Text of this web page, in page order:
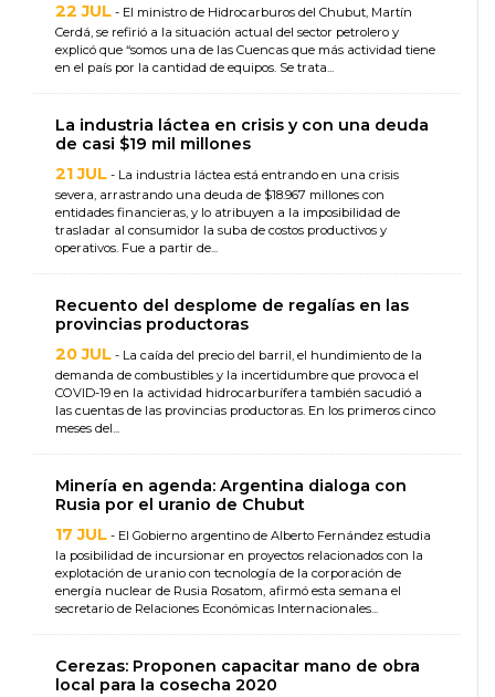
22 JUL - El ministro de Hidrocarburos del Chubut, Martín
Cerdá, se refirió a la situación actual del sector petrolero y
explicó que “somos una de las Cuencas que más actividad tiene
en el país por la cantidad de equipos. Se trata...
La industria láctea en crisis y con una deuda
de casi $19 mil millones
21 JUL - La industria láctea está entrando en una crisis
severa, arrastrando una deuda de $18.967 millones con
entidades financieras, y lo atribuyen a la imposibilidad de
trasladar al consumidor la suba de costos productivos y
operativos. Fue a partir de...
Recuento del desplome de regalías en las
provincias productoras
20 JUL - La caída del precio del barril, el hundimiento de la
demanda de combustibles y la incertidumbre que provoca el
COVID-19 en la actividad hidrocarburífera también sacudió a
las cuentas de las provincias productoras. En los primeros cinco
meses del...
Minería en agenda: Argentina dialoga con
Rusia por el uranio de Chubut
17 JUL - El Gobierno argentino de Alberto Fernández estudia
la posibilidad de incursionar en proyectos relacionados con la
explotación de uranio con tecnología de la corporación de
energía nuclear de Rusia Rosatom, afirmó esta semana el
secretario de Relaciones Económicas Internacionales...
Cerezas: Proponen capacitar mano de obra
local para la cosecha 2020